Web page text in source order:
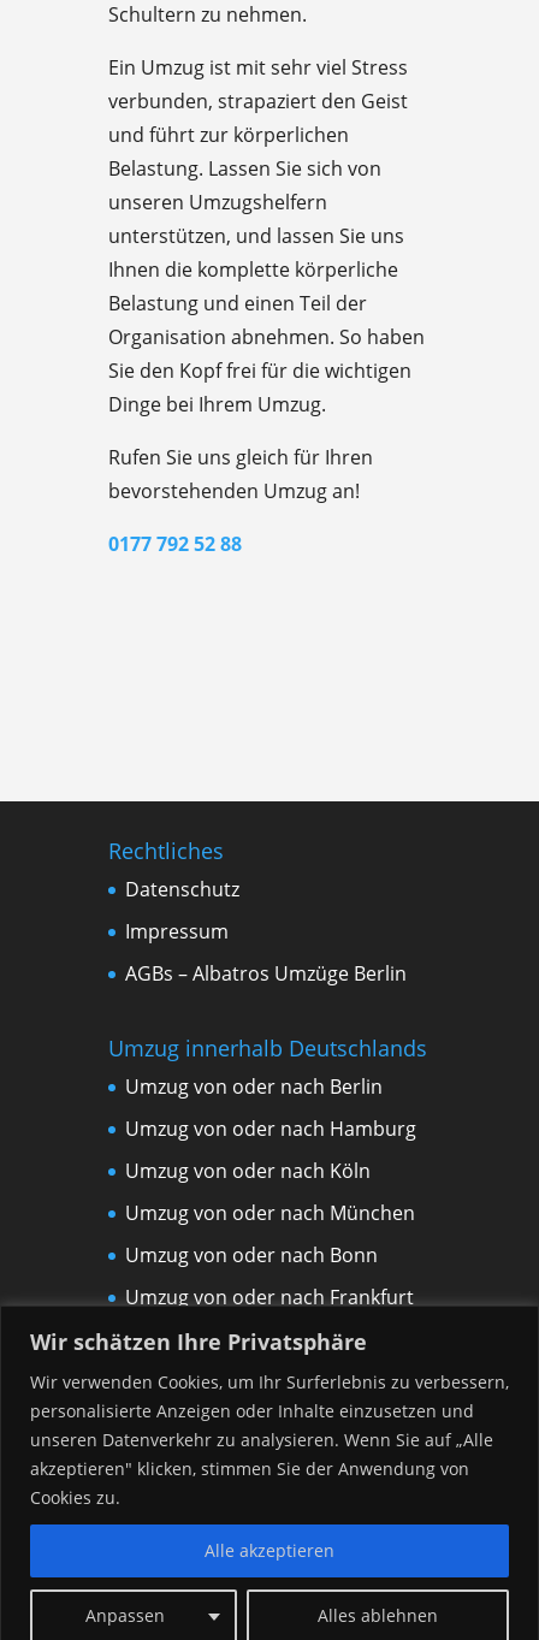
Wir schätzen Ihre Privatsphäre
Wir verwenden Cookies, um Ihr Surferlebnis zu verbessern,
personalisierte Anzeigen oder Inhalte einzusetzen und
unseren Datenverkehr zu analysieren. Wenn Sie auf „Alle
akzeptieren" klicken, stimmen Sie der Anwendung von
Cookies zu.
Anpassen Alles ablehnen
Alle akzeptieren
Schultern zu nehmen.
Ein Umzug ist mit sehr viel Stress
verbunden, strapaziert den Geist
und führt zur körperlichen
Belastung. Lassen Sie sich von
unseren Umzugshelfern
unterstützen, und lassen Sie uns
Ihnen die komplette körperliche
Belastung und einen Teil der
Organisation abnehmen. So haben
Sie den Kopf frei für die wichtigen
Dinge bei Ihrem Umzug.
Rufen Sie uns gleich für Ihren
bevorstehenden Umzug an!
0177 792 52 88
Rechtliches
Datenschutz
Impressum
AGBs – Albatros Umzüge Berlin
Umzug innerhalb Deutschlands
Umzug von oder nach Berlin
Umzug von oder nach Hamburg
Umzug von oder nach Köln
Umzug von oder nach München
Umzug von oder nach Bonn
Umzug von oder nach Frankfurt
am Main
Umzug von oder nach Leipzig
Umzug von oder nach Rostock
Umzug von oder nach Düsseldorf